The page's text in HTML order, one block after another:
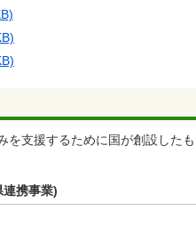
を支援するために国が創設したも
携事業)